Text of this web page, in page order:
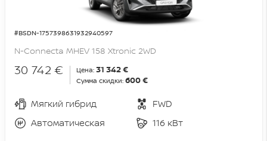
#BSDN-1757398631932940597
N-Connecta MHEV 158 Xtronic 2WD
30 742 € Цена: 31 342 €
Сумма скидки: 600 €
Мягкий гибрид
FWD
Автоматическая
116 кВт